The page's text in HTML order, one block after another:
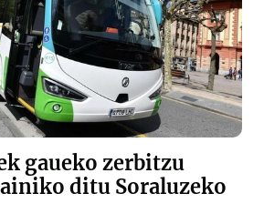
gaueko zerbitzu
ditu Soraluzeko